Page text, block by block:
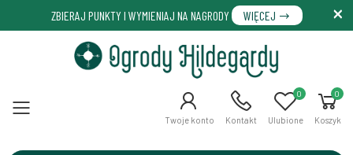
ZBIERAJ PUNKTY I WYMIENIAJ NA NAGRODY WIĘCEJ
Menu Twoje konto Kontakt Ulubione
0 0
Koszyk